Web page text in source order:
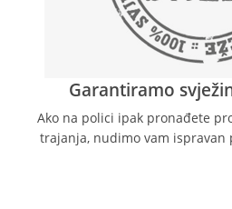
Garantiramo
Ako na polici ipak pronađete
trajanja, nudimo vam ispravan